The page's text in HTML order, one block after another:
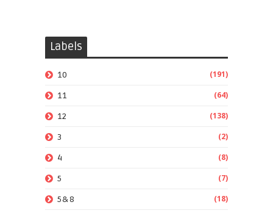
Labels
10 (191)
11 (64)
12 (138)
3 (2)
4 (8)
5 (7)
5&8 (18)